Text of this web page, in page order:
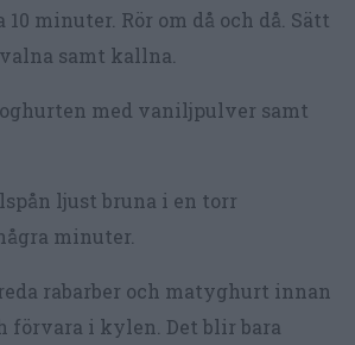
10 minuter. Rör om då och då. Sätt
samt kallna.
med vaniljpulver samt
ljust bruna i en torr
minuter.
rabarber och matyghurt innan
förvara i kylen. Det blir bara